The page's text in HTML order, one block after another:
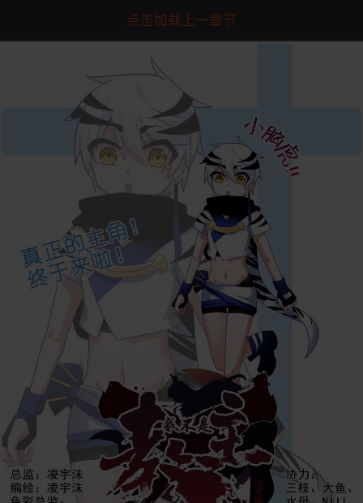
点击加载上一章节